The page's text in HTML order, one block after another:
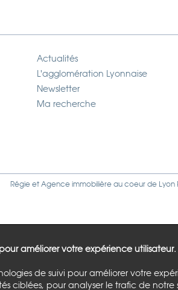
Actualités
L'agglomération Lyonnaise
Newsletter
Ma recherche
Régie et Agence immobilière au coeur de Lyon
améliorer votre expérience utilisateur.
de suivi pour améliorer votre
ciblées, pour analyser le trafic de